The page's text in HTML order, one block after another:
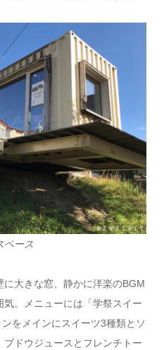
ペース
に大きな窓、静かに洋楽のBGM
。メニューには「学祭スイー
をメインにスイーツ3種類とソ
ドウジュースとフレンチトー